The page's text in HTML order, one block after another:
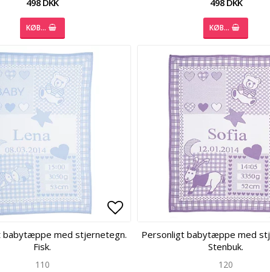
KØB… KØB…
favorites
favorites Add to list of favorites
Add to list of favorites
babytæppe med stjernetegn.
Fisk.
110
Personligt babytæppe med
Stenbuk.
120